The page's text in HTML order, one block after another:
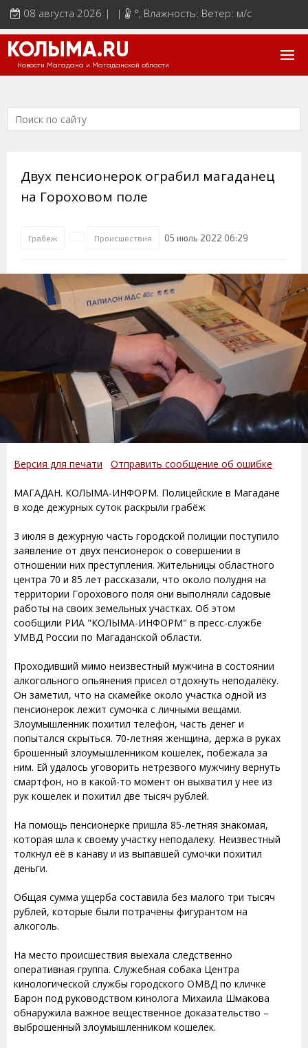
08 августа 2026 | | °, Влажность: Ветер: м/с
КОЛЫМА.RU
Новости Магадана и Магаданской области
Двух пенсионерок ограбил магаданец
на Гороховом поле
Грабеж Происшествия 05 июль 2022 06:29
Версия для печати Отправить сообщение об ошибке
МАГАДАН. КОЛЫМА-ИНФОРМ. Полицейские в Магадане
в ходе дежурных суток раскрыли грабёж
3 июля в дежурную часть городской полиции поступило
заявление от двух пенсионерок о совершении в
отношении них преступления. Жительницы областного
центра 70 и 85 лет рассказали, что около полудня на
территории Горохового поля они выполняли садовые
работы на своих земельных участках. Об этом
сообщили РИА "КОЛЫМА-ИНФОРМ" в пресс-службе
УМВД России по Магаданской области.
Проходивший мимо неизвестный мужчина в состоянии
алкогольного опьянения присел отдохнуть неподалёку.
Он заметил, что на скамейке около участка одной из
пенсионерок лежит сумочка с личными вещами.
Злоумышленник похитил телефон, часть денег и
попытался скрыться. 70-летняя женщина, держа в руках
брошенный злоумышленником кошелек, побежала за
ним. Ей удалось уговорить нетрезвого мужчину вернуть
смартфон, но в какой-то момент он выхватил у нее из
рук кошелек и похитил две тысяч рублей.
На помощь пенсионерке пришла 85-летняя знакомая,
которая шла к своему участку неподалеку. Неизвестный
толкнул её в канаву и из выпавшей сумочки похитил
деньги.
Общая сумма ущерба составила без малого три тысяч
рублей, которые были потрачены фигурантом на
алкоголь.
На место происшествия выехала следственно
оперативная группа. Служебная собака Центра
кинологической службы городского ОМВД по кличке
Барон под руководством кинолога Михаила Шмакова
обнаружила важное вещественное доказательство –
выброшенный злоумышленником кошелек.